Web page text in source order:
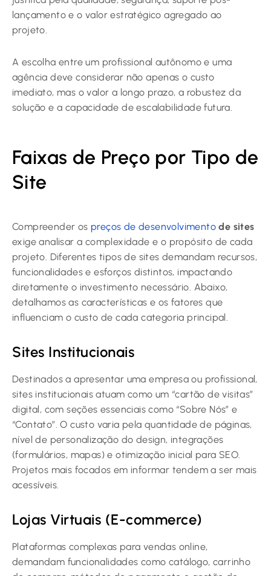
lançamento e o valor estratégico agregado ao
projeto.
A escolha entre um profissional autônomo e uma
agência deve considerar não apenas o custo
imediato, mas o valor a longo prazo, a robustez da
solução e a capacidade de escalabilidade futura.
Faixas de Preço por Tipo de
Site
Compreender os preços de desenvolvimento de sites
exige analisar a complexidade e o propósito de cada
projeto. Diferentes tipos de sites demandam recursos,
funcionalidades e esforços distintos, impactando
diretamente o investimento necessário. Abaixo,
detalhamos as características e os fatores que
influenciam o custo de cada categoria principal.
Sites Institucionais
Destinados a apresentar uma empresa ou profissional,
sites institucionais atuam como um “cartão de visitas”
digital, com seções essenciais como “Sobre Nós” e
“Contato”. O custo varia pela quantidade de páginas,
nível de personalização do design, integrações
(formulários, mapas) e otimização inicial para SEO.
Projetos mais focados em informar tendem a ser mais
acessíveis.
Lojas Virtuais (E-commerce)
Plataformas complexas para vendas online,
demandam funcionalidades como catálogo, carrinho